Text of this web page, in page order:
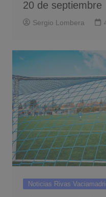
20 de septiembre
Sergio Lombera
Noticias Rivas